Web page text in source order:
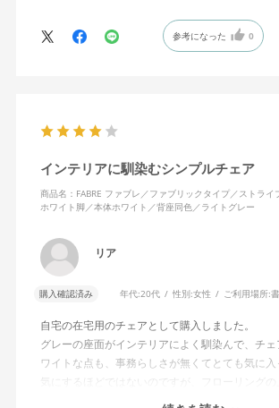
参考になった 0
インテリアに馴染むシンプルチェア
商品名：FABRE ファブレ／ファブリックタイプ／ストライ
ホワイト脚／本体ホワイト／背座同色／ライトグレー
リア
購入確認済み 年代:20代 性別:女性 ご利用場所:
自宅の在宅用のチェアとして購入しました。
グレーの座面がインテリアによく馴染んで、チ
ワイトな点も、事務らしさが無くてとても気に入
気にするほどではないのですが、フローリングの
が良くないです。カーペットを敷けばいいのです